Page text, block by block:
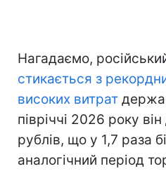
Нагадаємо,
стикається з
високих витрат
півріччі 2026 року
рублів, що у 1,7 раза
аналогічний період